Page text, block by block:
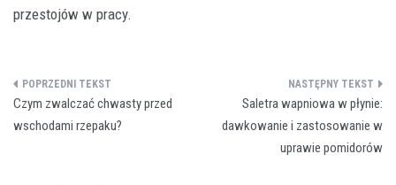
przestojów w pracy.
Nawigacja
wpisu
​Czym zwalczać chwasty przed
wschodami rzepaku?
Saletra wapniowa w płynie:
dawkowanie i zastosowanie w
uprawie pomidorów